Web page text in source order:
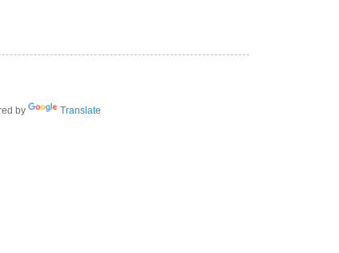
by Translate